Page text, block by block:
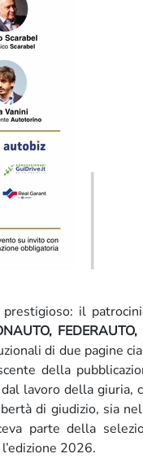
il
di due pagine
della
lavoro della
di giudizio, sia
parte della
2026.